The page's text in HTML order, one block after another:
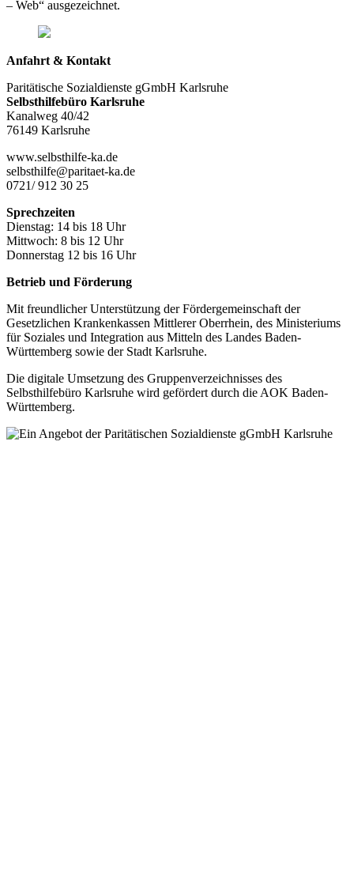
– Web“ ausgezeichnet.
Anfahrt & Kontakt
Paritätische Sozialdienste gGmbH Karlsruhe
Selbsthilfebüro Karlsruhe
Kanalweg 40/42
76149 Karlsruhe
www.selbsthilfe-ka.de
selbsthilfe@paritaet-ka.de
0721/ 912 30 25
Sprechzeiten
Dienstag: 14 bis 18 Uhr
Mittwoch: 8 bis 12 Uhr
Donnerstag 12 bis 16 Uhr
Betrieb und Förderung
Mit freundlicher Unterstützung der Fördergemeinschaft der
Gesetzlichen Krankenkassen Mittlerer Oberrhein, des Ministeriums
für Soziales und Integration aus Mitteln des Landes Baden-
Württemberg sowie der Stadt Karlsruhe.
Die digitale Umsetzung des Gruppen­verzeichnisses des
Selbsthilfebüro Karlsruhe wird gefördert durch die AOK Baden-
Württemberg.